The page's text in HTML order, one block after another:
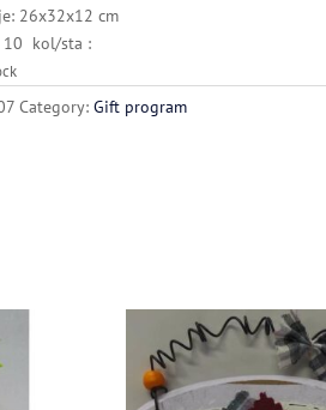
26x32x12 cm
10 kol/sta :
Category:Gift program